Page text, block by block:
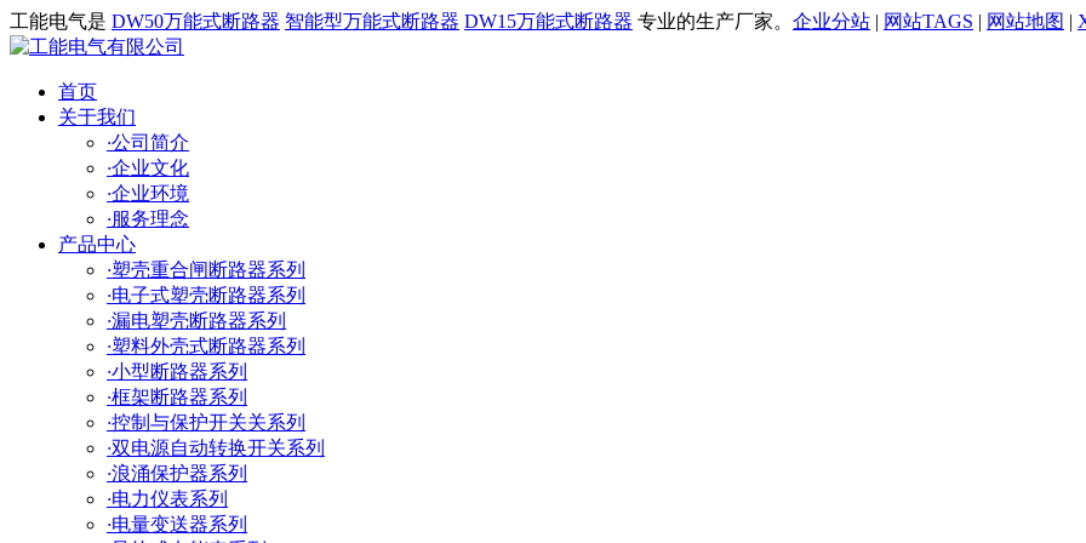
工能电气是 DW50万能式断路器 智能型万能式断路器 DW15万能式断路器 专业的生产厂家。 企业分站 | 网站TAGS | 网站地图 |
首页
关于我们
·公司简介
·企业文化
·企业环境
·服务理念
产品中心
·塑壳重合闸断路器系列
·电子式塑壳断路器系列
·漏电塑壳断路器系列
·塑料外壳式断路器系列
·小型断路器系列
·框架断路器系列
·控制与保护开关关系列
·双电源自动转换开关系列
·浪涌保护器系列
·电力仪表系列
·电量变送器系列